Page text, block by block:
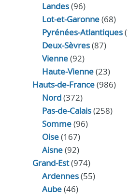
Landes(96)
Lot-et-Garonne(68)
Pyrénées-Atlantiques
Deux-Sèvres(87)
Vienne(92)
Haute-Vienne(23)
Hauts-de-France(986)
Nord(372)
Pas-de-Calais(258)
Somme(96)
Oise(167)
Aisne(92)
Grand-Est(974)
Ardennes(55)
Aube(46)